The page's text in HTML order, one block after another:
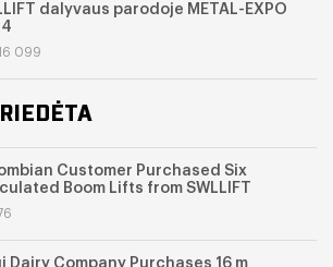
dalyvaus parodoje METAL-EXPO
099
Customer Purchased Six
Boom Lifts from SWLLIFT
Dairy Company Purchases 16 m